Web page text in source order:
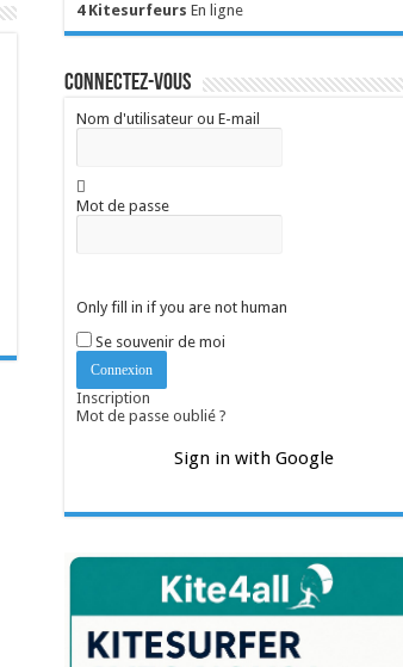
4 Kitesurfeurs En ligne
Connectez-vous
Nom d'utilisateur ou E-mail
Mot de passe
Only fill in if you are not human
Se souvenir de moi
Inscription
Mot de passe oublié ?
Sign in with Google